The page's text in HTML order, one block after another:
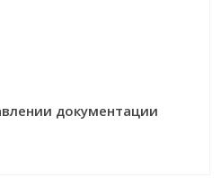
документации